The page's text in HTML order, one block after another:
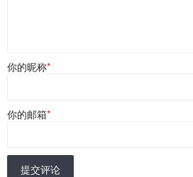
你的昵称*
你的邮箱*
提交评论